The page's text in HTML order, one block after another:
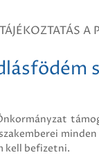
TÁJÉKOZTATÁS
kell befizetni.